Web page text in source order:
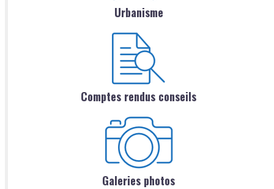
Urbanisme
Comptes rendus conseils
Galeries photos